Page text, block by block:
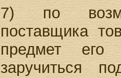
7) по
поставщика
предмет его
заручиться